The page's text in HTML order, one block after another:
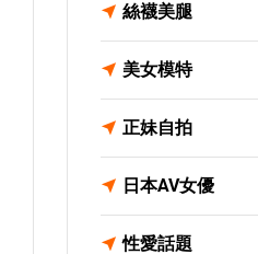
絲襪美腿
美女模特
正妹自拍
日本AV女優
性愛話題